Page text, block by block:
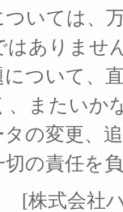
いては、
はありませ
ついて、
、またいか
の変更、
切の責任を
[株式会社